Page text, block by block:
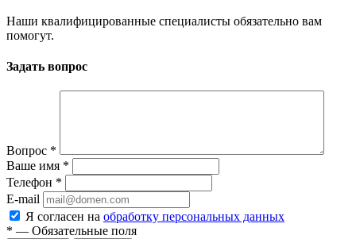
Наши квалифицированные специалисты обязательно вам
помогут.
Задать вопрос
Вопрос *
Ваше имя *
Телефон *
E-mail
Я согласен на обработку персональных данных
* — Обязательные поля